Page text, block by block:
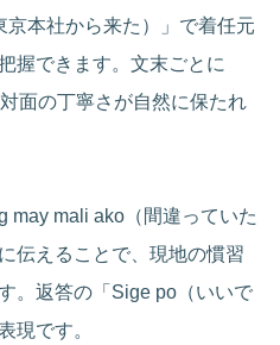
京本社から来た）」で着任元
握できます。文末ごとに
面の丁寧さが自然に保たれ
may mali ako（間違っていた
伝えることで、現地の慣習
。返答の「Sige po（いいで
現です。